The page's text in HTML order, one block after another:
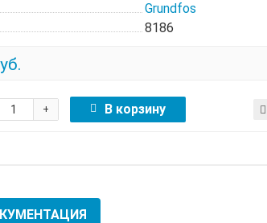
Grundfos
8186
+ В корзину